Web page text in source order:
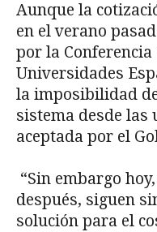
Aunque la
en el verano
por la Conferencia
Universidades
la imposibilidad
sistema desde las
aceptada por el
“Sin embargo
después, siguen
solución para el